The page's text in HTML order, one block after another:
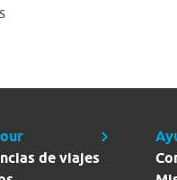
de viajes